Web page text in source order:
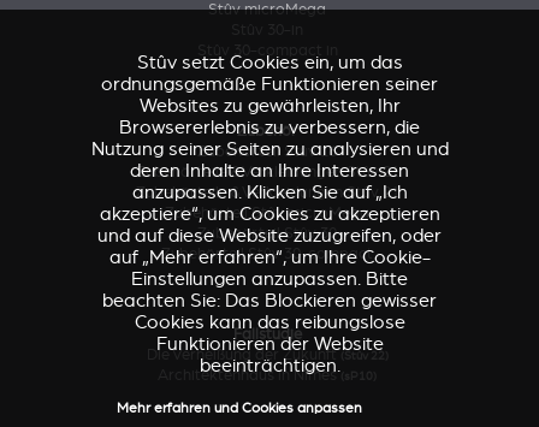
Stûv microMega
Zubehör
Zubehörteil Stûv 16
Zubehörteile & Verkleidungen Stûv 21
Zubehörteile & Verkleidungen Stûv 21
Zubehörteil Stûv microMega
Zubehörteil Stûv 30
Zubehörteil Stûv 30-compact
Fallstudie
Die Verheißung der Zukunft
Architektenhaus in Nîmes
Stûv setzt Cookies ein, um das
ordnungsgemäße Funktionieren seiner
Websites zu gewährleisten, Ihr
Browsererlebnis zu verbessern, die
Nutzung seiner Seiten zu analysieren und
deren Inhalte an Ihre Interessen
anzupassen. Klicken Sie auf „Ich
akzeptiere“, um Cookies zu akzeptieren
und auf diese Website zuzugreifen, oder
auf „Mehr erfahren“, um Ihre Cookie-
Einstellungen anzupassen. Bitte
beachten Sie: Das Blockieren gewisser
Cookies kann das reibungslose
Funktionieren der Website
beeinträchtigen.
Mehr erfahren und Cookies anpassen